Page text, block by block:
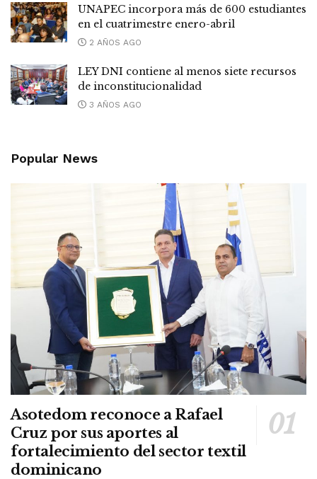
UNAPEC incorpora más de 600 estudiantes
en el cuatrimestre enero-abril
2 AÑOS AGO
LEY DNI contiene al menos siete recursos
de inconstitucionalidad
3 AÑOS AGO
Popular News
Asotedom reconoce a Rafael
Cruz por sus aportes al
fortalecimiento del sector textil
dominicano